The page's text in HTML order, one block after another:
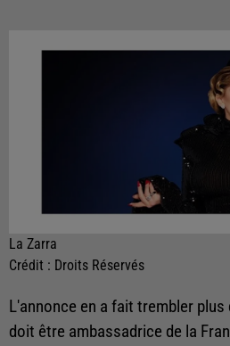
La Zarra
Crédit : Droits Réservés
L'annonce en a fait trembler
doit être ambassadrice de la